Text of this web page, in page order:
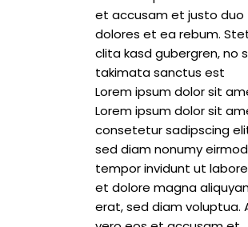
et accusam et justo duo
dolores et ea rebum.
clita kasd gubergren, no
takimata sanctus est
Lorem ipsum dolor sit
Lorem ipsum dolor sit
consetetur sadipscing
sed diam nonumy eirmod
tempor invidunt ut labore
et dolore magna
erat, sed diam voluptua.